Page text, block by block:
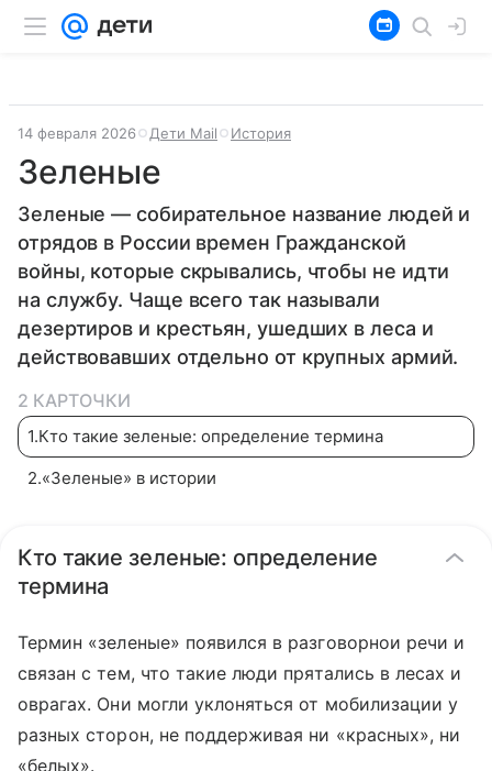
14 февраля 2026 Дети Mail История
Зеленые
Зеленые — собирательное название людей и
отрядов в России времен Гражданской
войны, которые скрывались, чтобы не идти
на службу. Чаще всего так называли
дезертиров и крестьян, ушедших в леса и
действовавших отдельно от крупных армий.
2 КАРТОЧКИ
1.Кто такие зеленые: определение термина
2.«Зеленые» в истории
Кто такие зеленые: определение
термина
Термин «зеленые» появился в разговорнои речи и
связан с тем, что такие люди прятались в лесах и
оврагах. Они могли уклоняться от мобилизации у
разных сторон, не поддерживая ни «красных», ни
«белых».